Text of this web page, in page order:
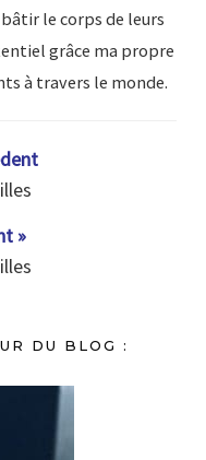
le corps de leurs
grâce ma propre
à travers le monde.
»
DU BLOG :